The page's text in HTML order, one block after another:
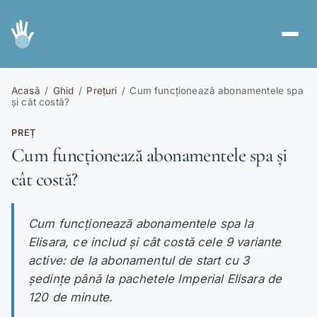
spa Servicii
Voucher Cadou
menu_bookGhid
person_add
Autentificare
RO | EN
Acasă / Ghid / Prețuri / Cum funcționează abonamentele spa
și cât costă?
PREȚ
Cum funcționează abonamentele spa și
cât costă?
Cum funcționează abonamentele spa la
Elisara, ce includ și cât costă cele 9 variante
active: de la abonamentul de start cu 3
ședințe până la pachetele Imperial Elisara de
120 de minute.